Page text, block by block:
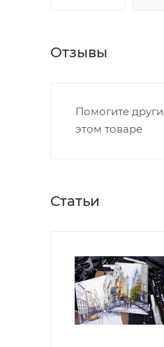
Отзывы
Помогите
этом товаре
Статьи